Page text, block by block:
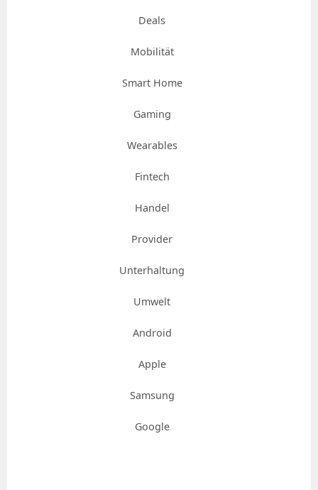
Deals
Mobilität
Smart Home
Gaming
Wearables
Fintech
Handel
Provider
Unterhaltung
Umwelt
Android
Apple
Samsung
Google